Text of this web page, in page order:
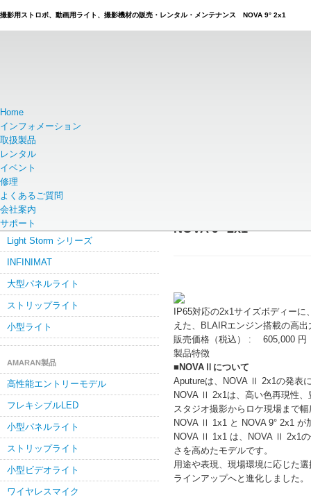
撮影用ストロボ、動画用ライト、撮影機材の販売・レンタル・メンテナンス NOVA 9° 2x1
Home
インフォメーション
取扱製品
レンタル
イベント
修理
よくあるご質問
会社案内
サポート
ホーム
APUTURE製品
STORM
Electro Stormシリーズ
Light Storm シリーズ
INFINIMAT
大型パネルライト
ストリップライト
小型ライト
AMARAN製品
高性能エントリーモデル
フレキシブルLED
小型パネルライト
ストリップライト
小型ビデオライト
ワイヤレスマイク
NOVA 9° 2x1
IP65対応の2x1サイズボディーに
えた、BLAIRエンジン搭載の高
販売価格（税込） :
605,000 円
製品特徴
■NOVAⅡについて
Aputureは、NOVA Ⅱ 2x1の発表
NOVA Ⅱ 2x1は、高い色再現性、
スタジオ撮影からロケ現場まで
NOVA Ⅱ 1x1 と NOVA 9° 2x1 が
NOVA Ⅱ 1x1 は、NOVA Ⅱ 2x1の
さを高めたモデルです。
用途や表現、現場環境に応じた
ラインアップへと進化しました。